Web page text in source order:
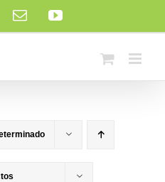
Correo
electrónico
YouTube